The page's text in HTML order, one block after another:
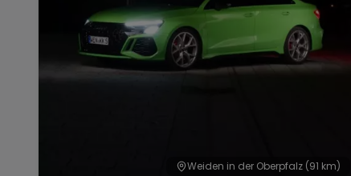
Weiden in der Oberpfalz (91 km)